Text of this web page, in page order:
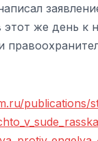
этот же день к
publications/